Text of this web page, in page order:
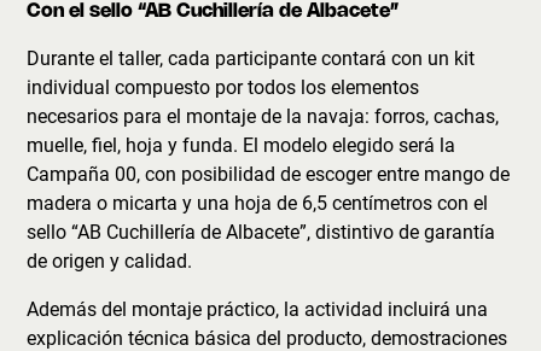
Con el sello “AB Cuchillería de Albacete”
Durante el taller, cada participante contará con un kit
individual compuesto por todos los elementos
necesarios para el montaje de la navaja: forros, cachas,
muelle, fiel, hoja y funda. El modelo elegido será la
Campaña 00, con posibilidad de escoger entre mango de
madera o micarta y una hoja de 6,5 centímetros con el
sello “AB Cuchillería de Albacete”, distintivo de garantía
de origen y calidad.
Además del montaje práctico, la actividad incluirá una
explicación técnica básica del producto, demostraciones